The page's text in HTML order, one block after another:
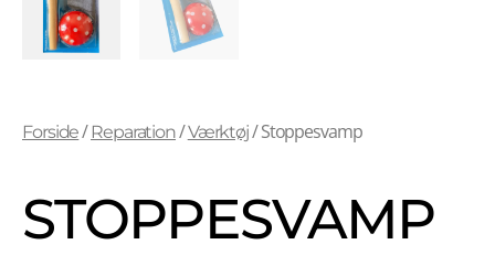
Forside/Reparation/Værktøj/ Stoppesvamp
STOPPESVAMP